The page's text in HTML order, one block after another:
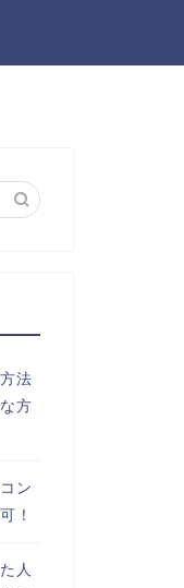
法
方
ン
！
人